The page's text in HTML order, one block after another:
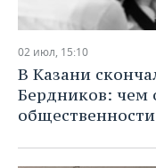
02 июл, 15:10
В Казани
Бердников: чем
общественности